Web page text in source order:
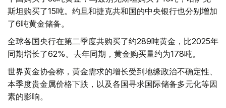
斯坦购买了15吨。约旦和捷克共和国的中央银行也分别增加
了6吨黄金储备。
全球各国央行在第二季度共购买了约289吨黄金，比2025年
同期增长了62%。去年同期，黄金购买量约为178吨。
世界黄金协会称，黄金需求的增长受到地缘政治不确定性、
本季度贵金属价格下跌，以及各国寻求国际储备多元化等因
素的影响。